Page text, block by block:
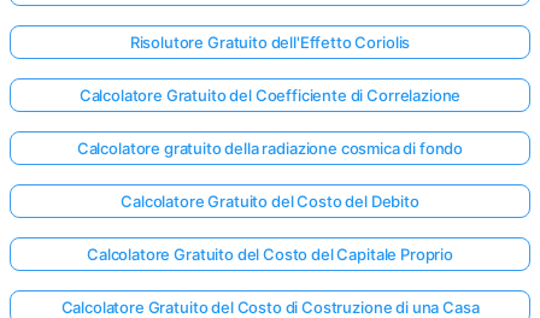
Risolutore Gratuito dell'Effetto Coriolis
Calcolatore Gratuito del Coefficiente di Correlazione
Calcolatore gratuito della radiazione cosmica di fondo
Calcolatore Gratuito del Costo del Debito
Calcolatore Gratuito del Costo del Capitale Proprio
Calcolatore Gratuito del Costo di Costruzione di una Casa